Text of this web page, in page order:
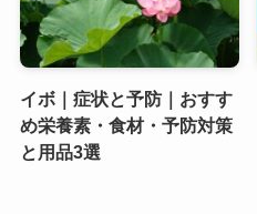
イボ｜症状と予防｜おすす
め栄養素・食材・予防対策
と用品3選